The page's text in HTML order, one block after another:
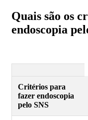
Quais são os
endoscopia
Critérios para
fazer endoscopia
pelo SNS